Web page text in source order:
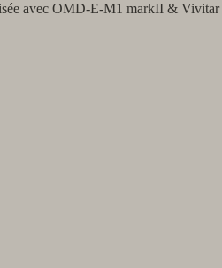
avec OMD-E-M1 markII &